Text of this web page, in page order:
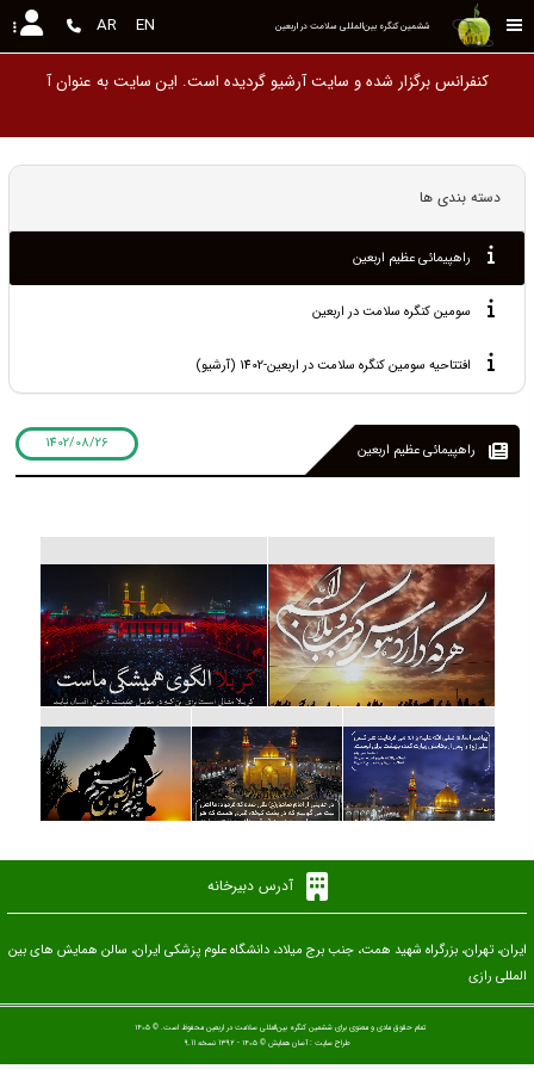
ششمین کنگره بین‌المللی سلامت در اربعین EN
AR
کنفرانس برگزار شده و سایت آرشیو گردیده است. این سایت به
دسته بندی ها
راهپیمائی عظیم اربعین
سومین کنگره سلامت در اربعین
افتتاحیه سومین کنگره سلامت در اربعین-1402 (آرشیو)
راهپیمائی عظیم اربعین 1402/08/26
آدرس دبیرخانه
ایران، تهران، بزرگراه شهید همت، جنب برج میلاد، دانشگاه علوم پزشکی ایران، سالن همایش های بین
المللی رازی
تمام حقوق مادی و معنوی برای ششمین کنگره بین‌المللی سلامت در اربعین محفوظ است. © ۱۴۰۵
طراح سایت :آسان همایش © ۱۴۰۵ - 1392 نسخه 9.11